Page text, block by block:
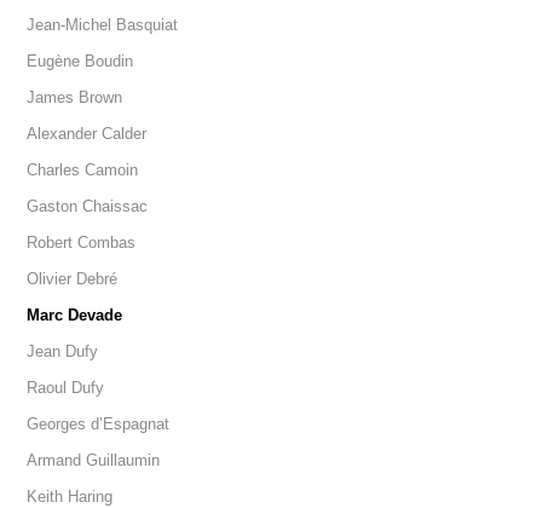
Jean-Michel Basquiat
Eugène Boudin
James Brown
Alexander Calder
Charles Camoin
Gaston Chaissac
Robert Combas
Olivier Debré
Marc Devade
Jean Dufy
Raoul Dufy
Georges d’Espagnat
Armand Guillaumin
Keith Haring